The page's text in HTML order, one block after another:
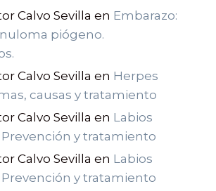
Calvo Sevilla en Embarazo:
piógeno.
Calvo Sevilla en Herpes
causas y tratamiento
Calvo Sevilla en Labios
y tratamiento
Calvo Sevilla en Labios
y tratamiento